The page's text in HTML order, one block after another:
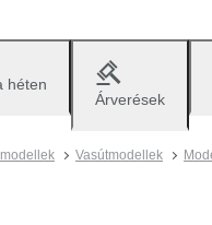
héten
Árverések
Vasútmodellek